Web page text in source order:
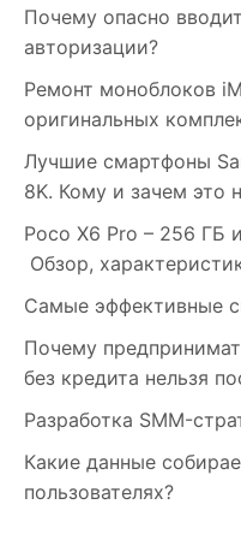
Почему опасно
авторизации?
Ремонт моноблоков
оригинальных
Лучшие смартфоны
8K. Кому и зачем это
Poco X6 Pro – 256 ГБ
Обзор,
Самые эффективные
Почему
без кредита нельзя
Разработка SMM-
Какие данные
пользователях?